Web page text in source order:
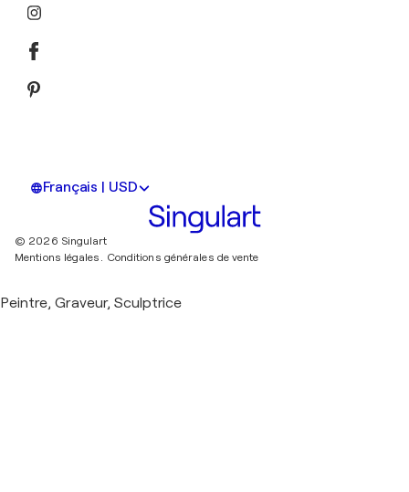
Français | USD
© 2026 Singulart
Mentions légales. Conditions générales de vente
Peintre, Graveur, Sculptrice